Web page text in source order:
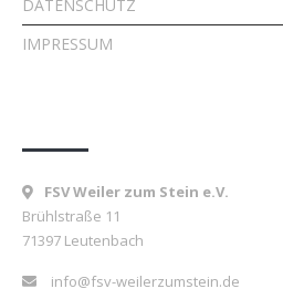
DATENSCHUTZ
IMPRESSUM
FSV Weiler zum Stein e.V.
Brühlstraße 11
71397 Leutenbach
info@fsv-weilerzumstein.de